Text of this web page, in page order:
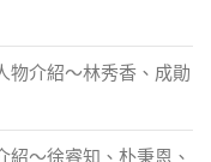
物介紹～林秀香、成勛
紹～徐睿知、朴秉恩、